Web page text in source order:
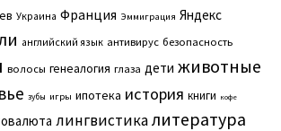
Украина Франция Эммиграция Яндекс
английский язык антивирус безопасность
волосы генеалогия глаза дети животные
зубы игры ипотека история книги кофе
лингвистикалитература